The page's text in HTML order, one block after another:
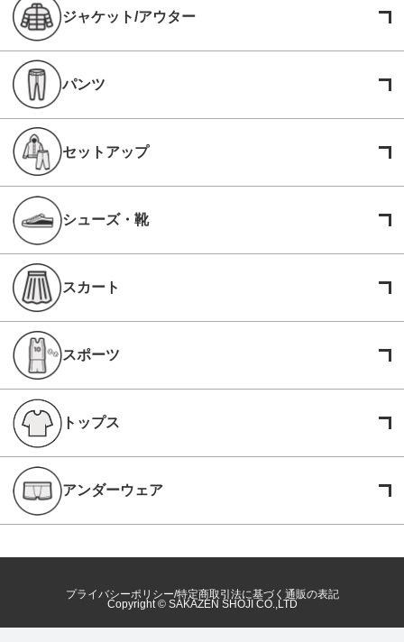
ジャケット/アウター
パンツ
セットアップ
シューズ・靴
スカート
スポーツ
トップス
アンダーウェア
プライバシーポリシー 特定商取引法に基づく通販の表記
Copyright © SAKAZEN SHOJI CO.,LTD